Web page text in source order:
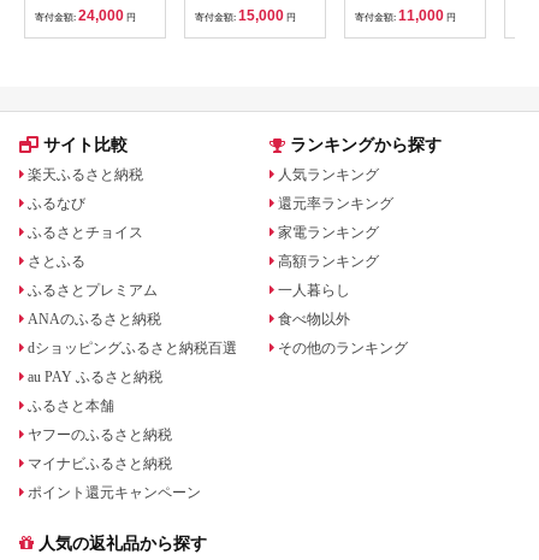
ルダー01+ストラップ
S 706【雑貨 日用品
人気 おすすめ 】
寄付金額: 24,000 円
ド ポーチ 小さめ 小物
入れ おしゃれ かわい
い 人気 おすすめ ミニ
料無料 ふるさと納税
寄付金額: 15,000 円
【1320557】
寄付金額: 11,000 円
サイト比較
楽天ふるさと納税
ふるなび
ふるさとチョイス
さとふる
ふるさとプレミアム
ANAのふるさと納税
dショッピングふるさと納税百選
au PAY ふるさと納税
ふるさと本舗
ヤフーのふるさと納税
マイナビふるさと納税
ポイント還元キャンペーン
ランキングから探す
人気ランキング
還元率ランキング
家電ランキング
高額ランキング
一人暮らし
食べ物以外
その他のランキング
人気の返礼品から探す